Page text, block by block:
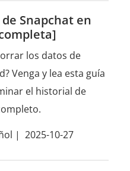
Snapchat en
los datos de
Venga y lea esta guía
el historial de
| 2025-10-27